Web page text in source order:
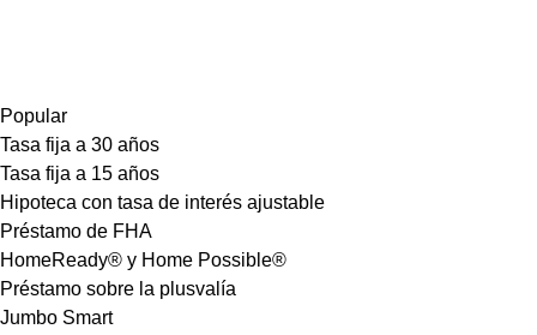
Popular
Tasa fija a 30 años
Tasa fija a 15 años
Hipoteca con tasa de interés ajustable
Préstamo de FHA
HomeReady® y Home Possible®
Préstamo sobre la plusvalía
Jumbo Smart